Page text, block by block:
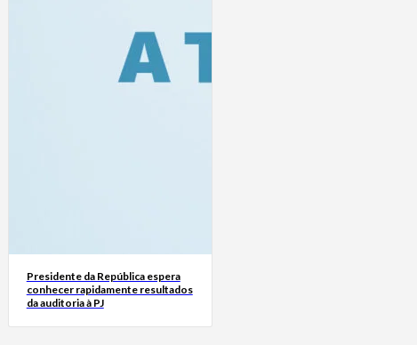
Presidente da República espera
conhecer rapidamente resultados
da auditoria à PJ